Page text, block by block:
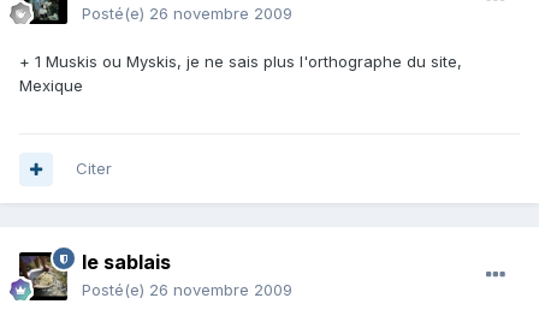
Posté(e) 26 novembre 2009
+ 1 Muskis ou Myskis, je ne sais plus l'orthographe du site,
Mexique
Citer
le sablais
Posté(e) 26 novembre 2009